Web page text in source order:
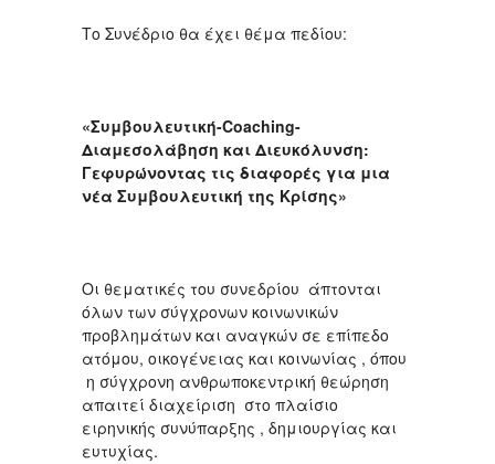
Το Συνέδριο θα έχει θέμα πεδίου:
«Συμβουλευτική-Coaching-
Διαμεσολάβηση και Διευκόλυνση:
Γεφυρώνοντας τις διαφορές για μια
νέα Συμβουλευτική της Κρίσης»
Οι θεματικές του συνεδρίου άπτονται
όλων των σύγχρονων κοινωνικών
προβλημάτων και αναγκών σε επίπεδο
ατόμου, οικογένειας και κοινωνίας , όπου
η σύγχρονη ανθρωποκεντρική θεώρηση
απαιτεί διαχείριση στο πλαίσιο
ειρηνικής συνύπαρξης , δημιουργίας και
ευτυχίας.